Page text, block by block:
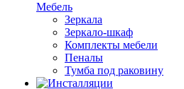
Мебель
Зеркала
Зеркало-шкаф
Комплекты мебели
Пеналы
Тумба под раковину